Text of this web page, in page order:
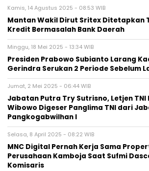
Kamis, 14 Agustus 2025 - 08:53 WIB
Mantan Wakil Dirut Sritex Ditetapkan
Kredit Bermasalah Bank Daerah
Minggu, 18 Mei 2025 - 13:34 WIB
Presiden Prabowo Subianto Larang
Gerindra Serukan 2 Periode Sebelum
Jumat, 2 Mei 2025 - 06:44 WIB
Jabatan Putra Try Sutrisno, Letjen TNI
Wibowo Digeser Panglima TNI dari
Pangkogabwilhan I
Selasa, 8 April 2025 - 08:22 WIB
MNC Digital Pernah Kerja Sama
Perusahaan Kamboja Saat Sufmi
Komisaris